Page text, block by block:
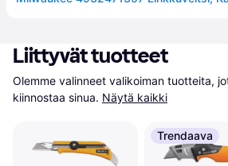
Liittyvät tuotteet
Olemme valinneet valikoiman tuotteita,
kiinnostaa sinua. Näytä kaikki
Trendaava